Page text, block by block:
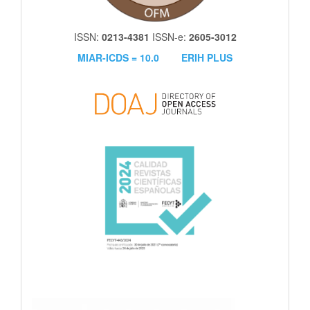
ISSN: 0213-4381 ISSN-e: 2605-3012
MIAR-ICDS = 10.0
ERIH PLUS